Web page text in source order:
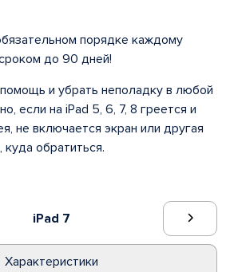
iPad 7
Характеристики
порядке каждому
до 90 дней!
и убрать неполадку в любой
если на iPad 5, 6, 7, 8 греется и
не включается экран или другая
обратиться.